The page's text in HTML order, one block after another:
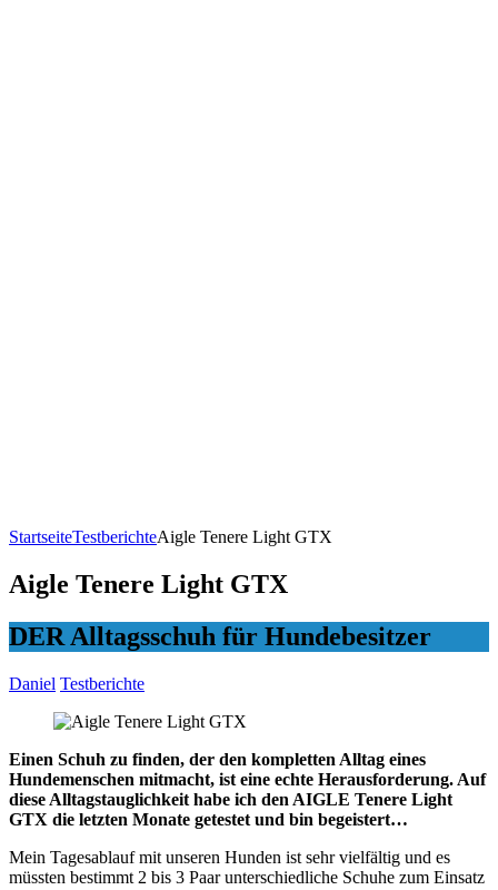
StartseiteTestberichteAigle Tenere Light GTX
Aigle Tenere Light GTX
DER Alltagsschuh für Hundebesitzer
Daniel Testberichte
Einen Schuh zu finden, der den kompletten Alltag eines
Hundemenschen mitmacht, ist eine echte Herausforderung. Auf
diese Alltagstauglichkeit habe ich den AIGLE Tenere Light
GTX die letzten Monate getestet und bin begeistert…
Mein Tagesablauf mit unseren Hunden ist sehr vielfältig und es
müssten bestimmt 2 bis 3 Paar unterschiedliche Schuhe zum Einsatz